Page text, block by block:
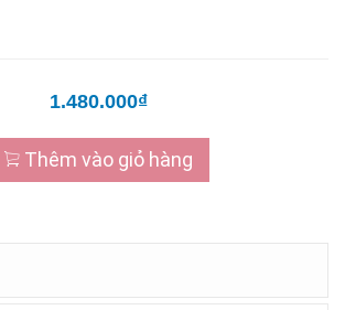
1.480.000₫
Thêm vào giỏ hàng